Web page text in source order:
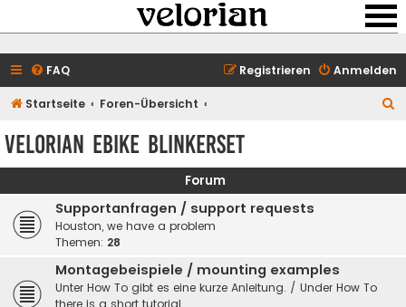
FAQ Anmelden
Registrieren
Startseite Foren-Übersicht
e
velorian ebike Blinkerset
Forum
Supportanfragen / support requests
Houston, we have a problem
Themen: 28
Montagebeispiele / mounting examples
Unter How To gibt es eine kurze Anleitung. / Under How To